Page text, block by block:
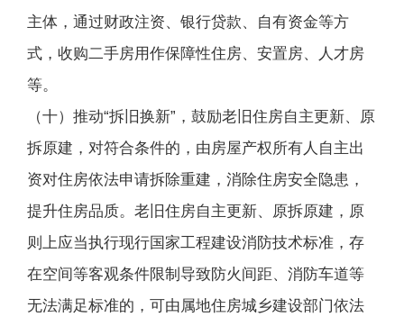
主体，通过财政注资、银行贷款、自有资金等方
式，收购二手房用作保障性住房、安置房、人才房
等。
（十）推动“拆旧换新”，鼓励老旧住房自主更新、原
拆原建，对符合条件的，由房屋产权所有人自主出
资对住房依法申请拆除重建，消除住房安全隐患，
提升住房品质。老旧住房自主更新、原拆原建，原
则上应当执行现行国家工程建设消防技术标准，存
在空间等客观条件限制导致防火间距、消防车道等
无法满足标准的，可由属地住房城乡建设部门依法